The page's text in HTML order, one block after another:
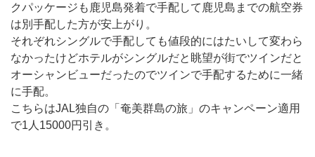
クパッケージも鹿児島発着で手配して鹿児島までの航空券
は別手配した方が安上がり。
それぞれシングルで手配しても値段的にはたいして変わら
なかったけどホテルがシングルだと眺望が街でツインだと
オーシャンビューだったのでツインで手配するために一緒
に手配。
こちらはJAL独自の「奄美群島の旅」のキャンペーン適用
で1人15000円引き。